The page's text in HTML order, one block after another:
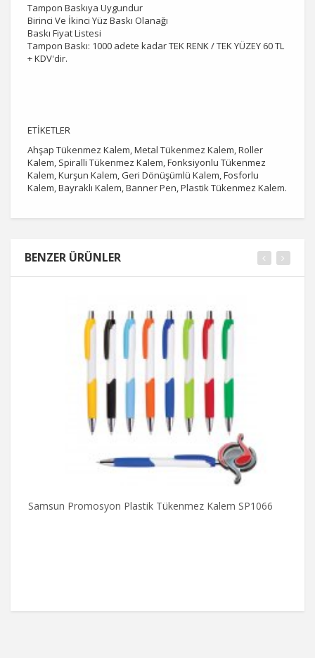
Tampon Baskıya Uygundur
Birinci Ve İkinci Yüz Baskı Olanağı
Baskı Fiyat Listesi
Tampon Baskı: 1000 adete kadar TEK RENK / TEK YÜZEY 60 TL
+ KDV'dir.
ETİKETLER
Ahşap Tükenmez Kalem, Metal Tükenmez Kalem, Roller
Kalem, Spiralli Tükenmez Kalem, Fonksiyonlu Tükenmez
Kalem, Kurşun Kalem, Geri Dönüşümlü Kalem, Fosforlu
Kalem, Bayraklı Kalem, Banner Pen, Plastik Tükenmez Kalem.
BENZER ÜRÜNLER
Samsun Promosyon Plastik Tükenmez Kalem SP1066